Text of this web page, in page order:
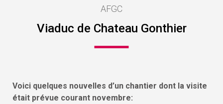
AFGC
Viaduc de Chateau Gonthier
Voici quelques nouvelles d’un chantier dont la visite
était prévue courant novembre: